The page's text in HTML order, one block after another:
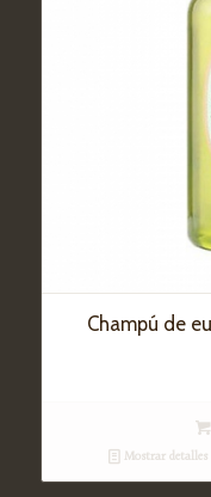
Champú de
Mostrar detalles